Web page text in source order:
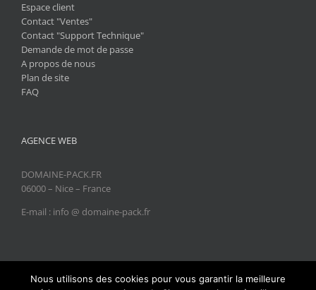
Espace client
Contact "Ventes"
Contact "Support Technique"
Demande de mot de passe
A propos de nous
Plan de site
FAQ
AGENCE WEB
DOMAINE-PACK.FR
06000 – Nice – France
E-mail : info @ domaine-pack.fr
Nous utilisons des cookies pour vous garantir la meilleure